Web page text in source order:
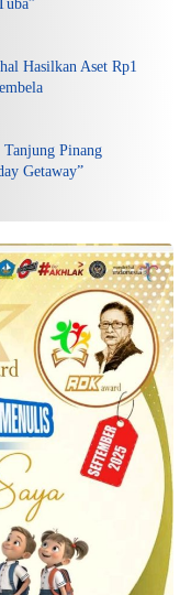
Hasilkan Aset Rp1
Pinang
Getaway”